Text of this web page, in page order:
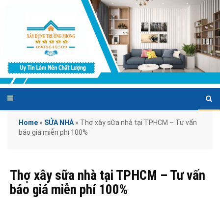
Home » SỬA NHÀ » Thợ xây sữa nhà tại TPHCM – Tư vấn
báo giá miễn phí 100%
Thợ xây sữa nhà tại TPHCM – Tư vấn
báo giá miễn phí 100%